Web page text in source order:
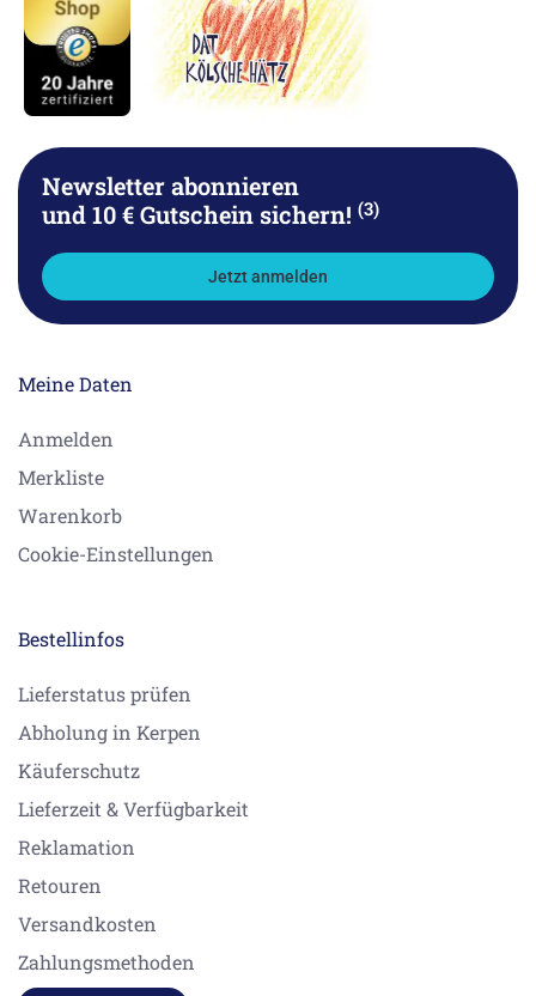
Newsletter abonnieren
und 10 € Gutschein sichern! (3)
Jetzt anmelden
Meine Daten
Anmelden
Merkliste
Warenkorb
Cookie-Einstellungen
Bestellinfos
Lieferstatus prüfen
Abholung in Kerpen
Käuferschutz
Lieferzeit & Verfügbarkeit
Reklamation
Retouren
Versandkosten
Zahlungsmethoden